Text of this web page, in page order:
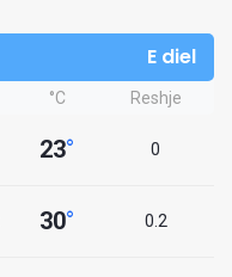
E diel
°C Reshje
23° 0
30° 0.2